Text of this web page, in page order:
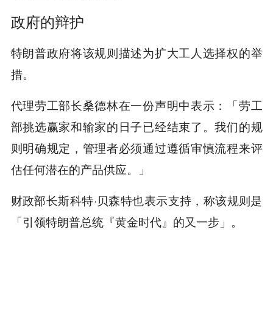
政府的辩护
特朗普政府将该规则描述为扩大工人选择权的举
措。
代理劳工部长桑德林在一份声明中表示：「劳工
部挑选赢家和输家的日子已经结束了。我们的规
则明确规定，管理者必须通过遵循审慎流程来评
估任何潜在的产品供应。」
财政部长斯科特·贝森特也表示支持，称该规则是
「引领特朗普总统『黄金时代』的又一步」。